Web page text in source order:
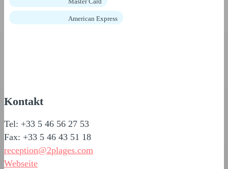
American Express
Kontakt
Tel: +33 5 46 56 27 53
Fax: +33 5 46 43 51 18
reception@2plages.com
Webseite